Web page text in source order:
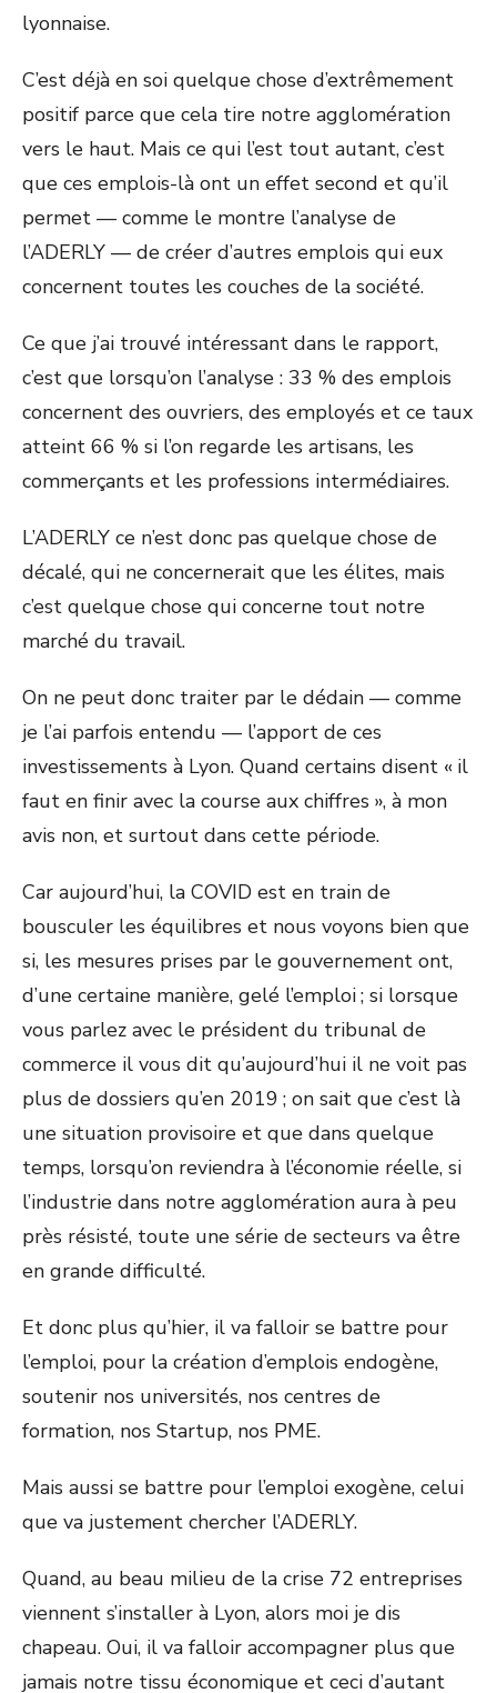
lyonnaise.
C’est déjà en soi quelque chose d’extrêmement
positif parce que cela tire notre agglomération
vers le haut. Mais ce qui l’est tout autant, c’est
que ces emplois-là ont un effet second et qu’il
permet — comme le montre l’analyse de
l’ADERLY — de créer d’autres emplois qui eux
concernent toutes les couches de la société.
Ce que j’ai trouvé intéressant dans le rapport,
c’est que lorsqu’on l’analyse : 33 % des emplois
concernent des ouvriers, des employés et ce taux
atteint 66 % si l’on regarde les artisans, les
commerçants et les professions intermédiaires.
L’ADERLY ce n’est donc pas quelque chose de
décalé, qui ne concernerait que les élites, mais
c’est quelque chose qui concerne tout notre
marché du travail.
On ne peut donc traiter par le dédain — comme
je l’ai parfois entendu — l’apport de ces
investissements à Lyon. Quand certains disent « il
faut en finir avec la course aux chiffres », à mon
avis non, et surtout dans cette période.
Car aujourd’hui, la COVID est en train de
bousculer les équilibres et nous voyons bien que
si, les mesures prises par le gouvernement ont,
d’une certaine manière, gelé l’emploi ; si lorsque
vous parlez avec le président du tribunal de
commerce il vous dit qu’aujourd’hui il ne voit pas
plus de dossiers qu’en 2019 ; on sait que c’est là
une situation provisoire et que dans quelque
temps, lorsqu’on reviendra à l’économie réelle, si
l’industrie dans notre agglomération aura à peu
près résisté, toute une série de secteurs va être
en grande difficulté.
Et donc plus qu’hier, il va falloir se battre pour
l’emploi, pour la création d’emplois endogène,
soutenir nos universités, nos centres de
formation, nos Startup, nos PME.
Mais aussi se battre pour l’emploi exogène, celui
que va justement chercher l’ADERLY.
Quand, au beau milieu de la crise 72 entreprises
viennent s’installer à Lyon, alors moi je dis
chapeau. Oui, il va falloir accompagner plus que
jamais notre tissu économique et ceci d’autant